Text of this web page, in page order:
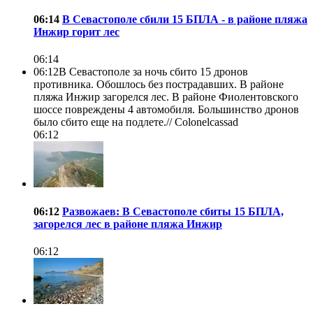
06:14 В Севастополе сбили 15 БПЛА - в районе пляжа
Инжир горит лес
06:14
06:12В Севастополе за ночь сбито 15 дронов
противника. Обошлось без пострадавших. В районе
пляжа Инжир загорелся лес. В районе Фиолентовского
шоссе повреждены 4 автомобиля. Большинство дронов
было сбито еще на подлете.//Colonelcassad
06:12
06:12 Развожаев: В Севастополе сбиты 15 БПЛА,
загорелся лес в районе пляжа Инжир
06:12